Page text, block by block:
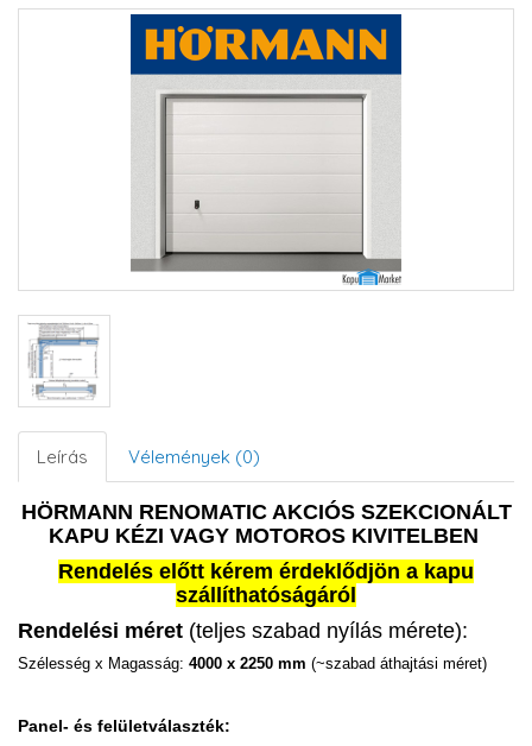
Leírás Vélemények (0)
HÖRMANN RENOMATIC AKCIÓS SZEKCIONÁLT
KAPU KÉZI VAGY MOTOROS KIVITELBEN
Rendelés előtt kérem érdeklődjön a kapu
szállíthatóságáról
Rendelési méret (teljes szabad nyílás mérete):
Szélesség x Magasság: 4000 x 2250 mm (~szabad áthajtási méret)
Panel- és felületválaszték: